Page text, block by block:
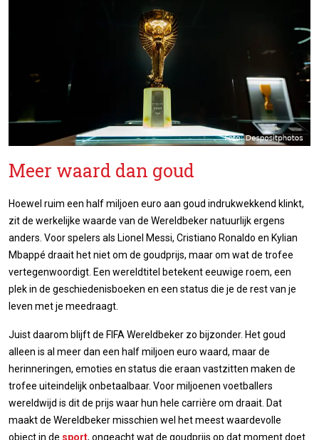
Meer waard dan goud
Hoewel ruim een half miljoen euro aan goud indrukwekkend klinkt,
zit de werkelijke waarde van de Wereldbeker natuurlijk ergens
anders. Voor spelers als Lionel Messi, Cristiano Ronaldo en Kylian
Mbappé draait het niet om de goudprijs, maar om wat de trofee
vertegenwoordigt. Een wereldtitel betekent eeuwige roem, een
plek in de geschiedenisboeken en een status die je de rest van je
leven met je meedraagt.
Juist daarom blijft de FIFA Wereldbeker zo bijzonder. Het goud
alleen is al meer dan een half miljoen euro waard, maar de
herinneringen, emoties en status die eraan vastzitten maken de
trofee uiteindelijk onbetaalbaar. Voor miljoenen voetballers
wereldwijd is dit de prijs waar hun hele carrière om draait. Dat
maakt de Wereldbeker misschien wel het meest waardevolle
object in de sport, ongeacht wat de goudprijs op dat moment doet.